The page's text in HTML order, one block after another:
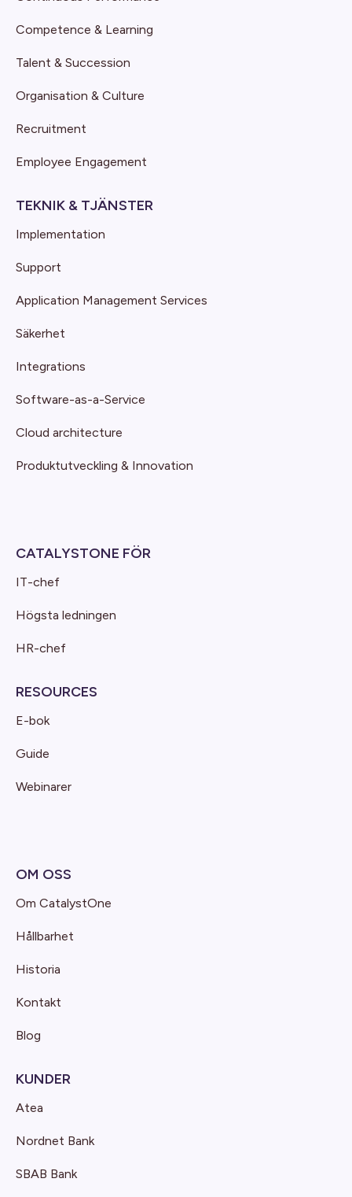
Competence & Learning
Talent & Succession
Organisation & Culture
Recruitment
Employee Engagement
TEKNIK & TJÄNSTER
Implementation
Support
Application Management Services
Säkerhet
Integrations
Software-as-a-Service
Cloud architecture
Produktutveckling & Innovation
CATALYSTONE FÖR
IT-chef
Högsta ledningen
HR-chef
RESOURCES
E-bok
Guide
Webinarer
OM OSS
Om CatalystOne
Hållbarhet
Historia
Kontakt
Blog
KUNDER
Atea
Nordnet Bank
SBAB Bank